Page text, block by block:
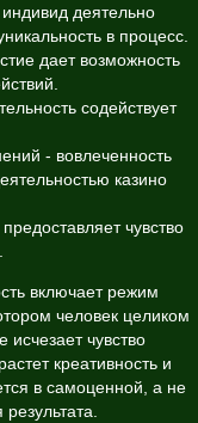
деятельно
в процесс.
дает возможность
содействует
- вовлеченность
казино
чувство
включает режим
человек целиком
исчезает чувство
креативность и
в самоценной, а не